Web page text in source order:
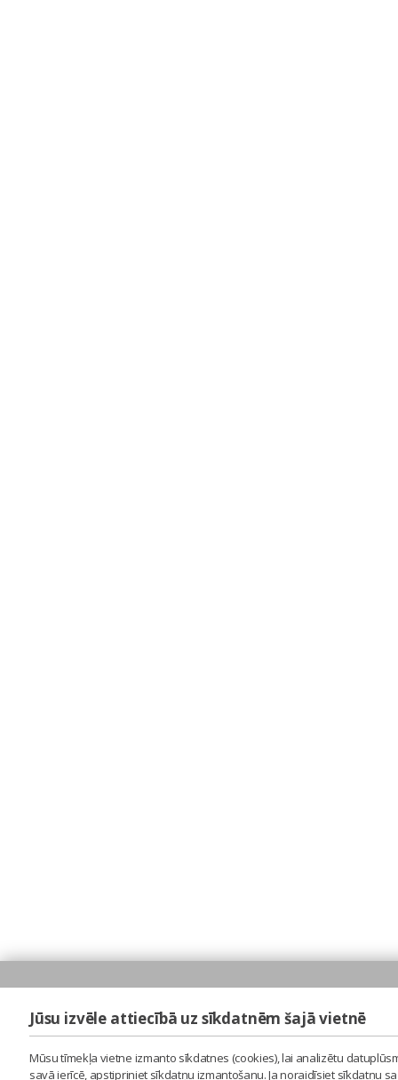
Jūsu izvēle attiecībā uz sīkdatnēm šajā vietnē
Mūsu tīmekļa vietne izmanto sīkdatnes (cookies), lai analizētu
savā ierīcē, apstipriniet sīkdatņu izmantošanu. Ja noraidīsiet sīkdatņu